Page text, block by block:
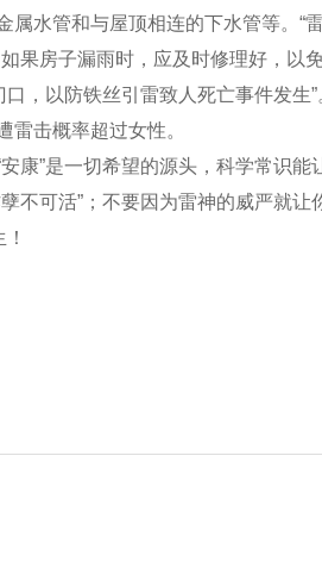
管和与屋顶相连的下水管等。“
果房子漏雨时，应及时修理好，
，以防铁丝引雷致人死亡事件发
击概率超过女性。
”是一切希望的源头，科学常识能
不可活”；不要因为雷神的威严就